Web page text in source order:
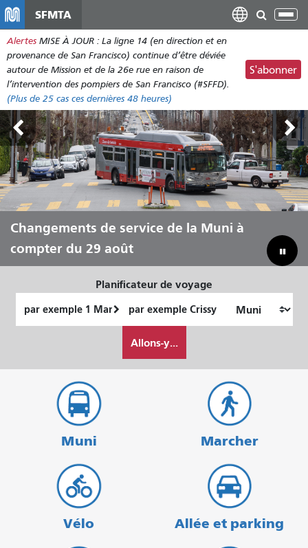
contenu
principal
SFMTA
Alertes MISE À JOUR : La ligne 14 (en direction et en
provenance de San Francisco) continue d’être déviée
autour de Mission et de la 26e rue en raison de
l’intervention des pompiers de San Francisco (#SFFD).
(Plus de 25 cas ces dernières 48 heures)
S'abonner
Outside Lands, du 7 au 9 août
Changements de service de la Muni à
compter du 29 août
Laissez Muni vous transporter tout
au long de l'été
Combler notre déficit budgétaire pour
sauver la Muni
Planificateur de voyage
de
final
je
veux
Allons-y...
Muni Marcher
Vélo Allée et parking